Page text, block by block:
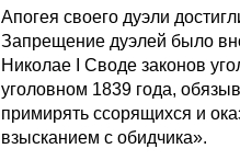
Апогея своего дуэли
Запрещение дуэлей было
Николае I Своде законов
уголовном 1839 года,
примирять ссорящихся и
взысканием с обидчика».